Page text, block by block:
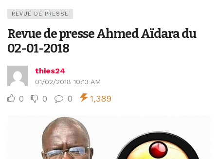
REVUE DE PRESSE
Revue de presse Ahmed Aïdara du
02-01-2018
thies24
01/02/2018 10:13 AM
0 0 0 1,389